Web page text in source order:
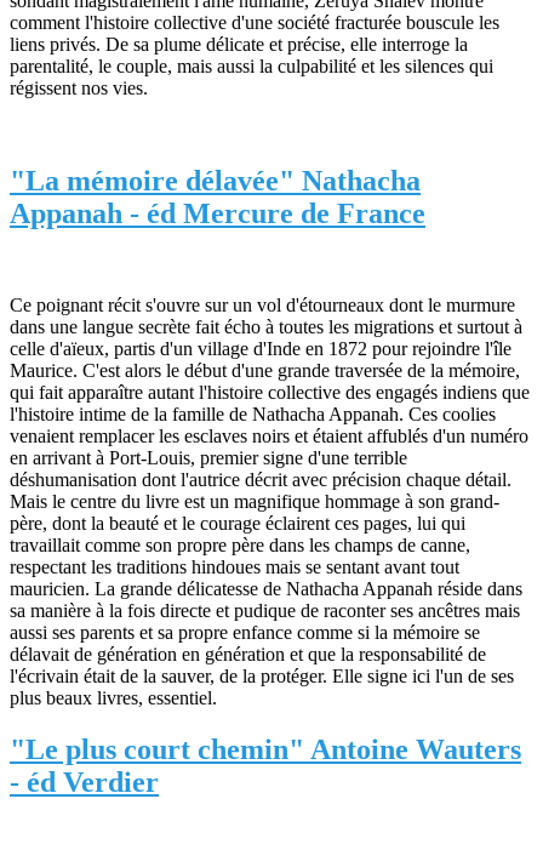
comment l'histoire collective d'une société fracturée bouscule les
liens privés. De sa plume délicate et précise, elle interroge la
parentalité, le couple, mais aussi la culpabilité et les silences qui
régissent nos vies.
"La mémoire délavée" Nathacha
Appanah - éd Mercure de France
Ce poignant récit s'ouvre sur un vol d'étourneaux dont le murmure
dans une langue secrète fait écho à toutes les migrations et surtout à
celle d'aïeux, partis d'un village d'Inde en 1872 pour rejoindre l'île
Maurice. C'est alors le début d'une grande traversée de la mémoire,
qui fait apparaître autant l'histoire collective des engagés indiens que
l'histoire intime de la famille de Nathacha Appanah. Ces coolies
venaient remplacer les esclaves noirs et étaient affublés d'un numéro
en arrivant à Port-Louis, premier signe d'une terrible
déshumanisation dont l'autrice décrit avec précision chaque détail.
Mais le centre du livre est un magnifique hommage à son grand-
père, dont la beauté et le courage éclairent ces pages, lui qui
travaillait comme son propre père dans les champs de canne,
respectant les traditions hindoues mais se sentant avant tout
mauricien. La grande délicatesse de Nathacha Appanah réside dans
sa manière à la fois directe et pudique de raconter ses ancêtres mais
aussi ses parents et sa propre enfance comme si la mémoire se
délavait de génération en génération et que la responsabilité de
l'écrivain était de la sauver, de la protéger. Elle signe ici l'un de ses
plus beaux livres, essentiel.
"Le plus court chemin" Antoine Wauters
- éd Verdier